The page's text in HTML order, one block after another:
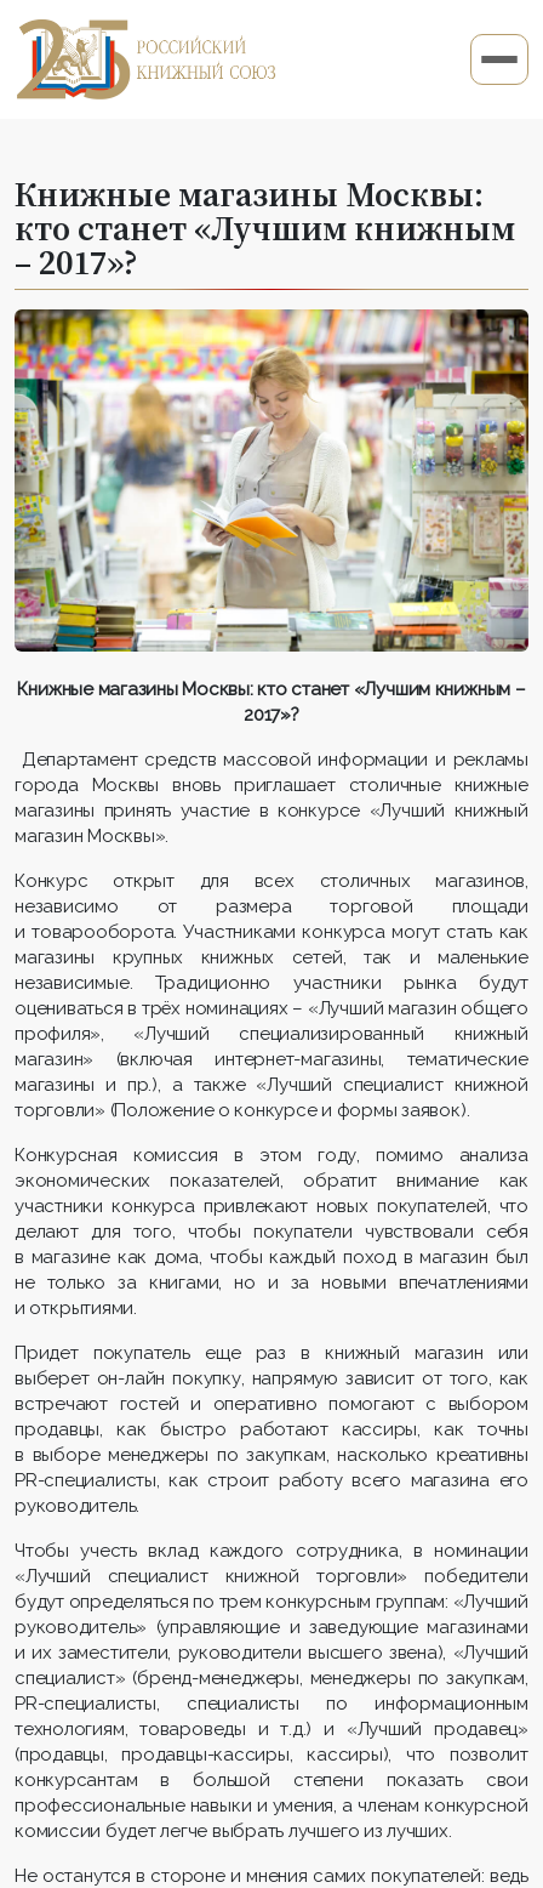
Книжные магазины Москвы:
кто станет «Лучшим книжным
– 2017»?
Книжные магазины Москвы: кто станет «Лучшим книжным –
2017»?
Департамент средств массовой информации и рекламы
города Москвы вновь приглашает столичные книжные
магазины принять участие в конкурсе «Лучший книжный
магазин Москвы».
Конкурс открыт для всех столичных магазинов,
независимо от размера торговой площади
и товарооборота. Участниками конкурса могут стать как
магазины крупных книжных сетей, так и маленькие
независимые. Традиционно участники рынка будут
оцениваться в трёх номинациях – «Лучший магазин общего
профиля», «Лучший специализированный книжный
магазин» (включая интернет-магазины, тематические
магазины и пр.), а также «Лучший специалист книжной
торговли» (Положение о конкурсе и формы заявок).
Конкурсная комиссия в этом году, помимо анализа
экономических показателей, обратит внимание как
участники конкурса привлекают новых покупателей, что
делают для того, чтобы покупатели чувствовали себя
в магазине как дома, чтобы каждый поход в магазин был
не только за книгами, но и за новыми впечатлениями
и открытиями.
Придет покупатель еще раз в книжный магазин или
выберет он-лайн покупку, напрямую зависит от того, как
встречают гостей и оперативно помогают с выбором
продавцы, как быстро работают кассиры, как точны
в выборе менеджеры по закупкам, насколько креативны
PR-специалисты, как строит работу всего магазина его
руководитель.
Чтобы учесть вклад каждого сотрудника, в номинации
«Лучший специалист книжной торговли» победители
будут определяться по трем конкурсным группам: «Лучший
руководитель» (управляющие и заведующие магазинами
и их заместители, руководители высшего звена), «Лучший
специалист» (бренд-менеджеры, менеджеры по закупкам,
PR-специалисты, специалисты по информационным
технологиям, товароведы и т.д.) и «Лучший продавец»
(продавцы, продавцы-кассиры, кассиры), что позволит
конкурсантам в большой степени показать свои
профессиональные навыки и умения, а членам конкурсной
комиссии будет легче выбрать лучшего из лучших.
Не останутся в стороне и мнения самих покупателей: ведь